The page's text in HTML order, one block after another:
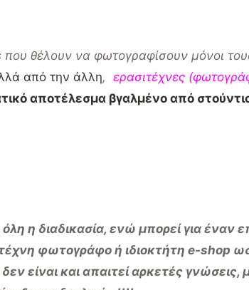
που θέλουν να φωτογραφίσουν μόνοι
από την άλλη, ερασιτέχνες
αποτέλεσμα βγαλμένο από
η διαδικασία, ενώ μπορεί για έναν
φωτογράφο ή ιδιοκτήτη e-shop
είναι και απαιτεί αρκετές γνώσεις,